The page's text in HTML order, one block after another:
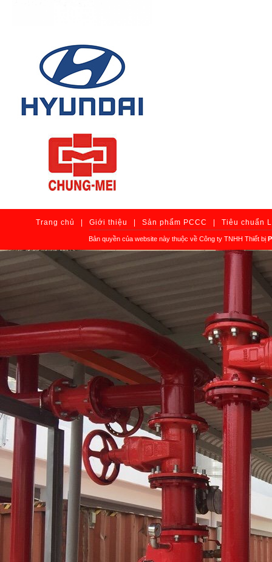
Trang chủ Giới thiệu Sản phẩm PCCC Tiêu chuẩn
Bản quyền của website này thuộc về Công ty TNHH Thiết bị